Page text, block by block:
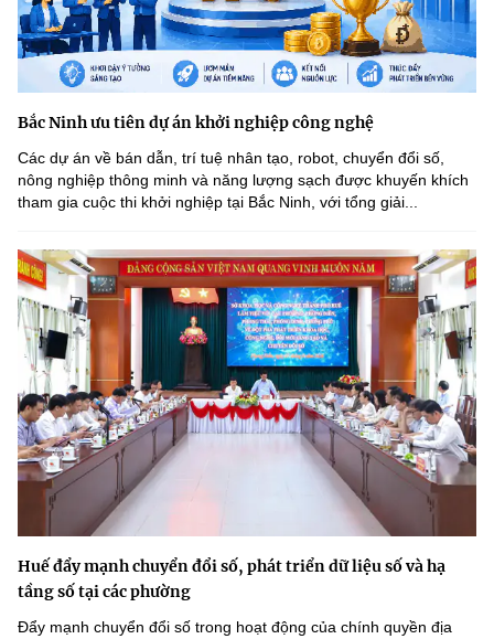
Bắc Ninh ưu tiên dự án khởi nghiệp công nghệ
Các dự án về bán dẫn, trí tuệ nhân tạo, robot, chuyển đổi số,
nông nghiệp thông minh và năng lượng sạch được khuyến khích
tham gia cuộc thi khởi nghiệp tại Bắc Ninh, với tổng giải...
Huế đẩy mạnh chuyển đổi số, phát triển dữ liệu số và hạ
tầng số tại các phường
Đẩy mạnh chuyển đổi số trong hoạt động của chính quyền địa